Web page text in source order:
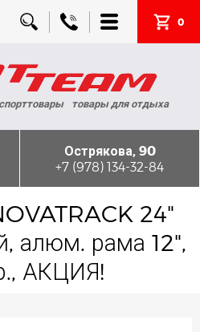
0
спорттовары товары для отдыха
Острякова, 90
+7 (978) 134-32-84
24"
алюм. рама 12",
АКЦИЯ!